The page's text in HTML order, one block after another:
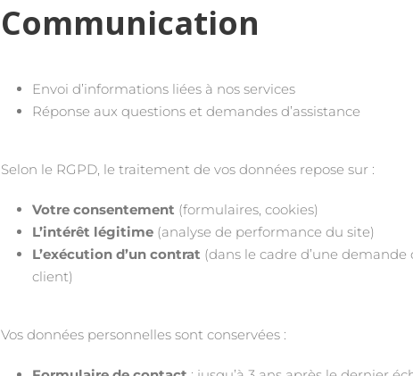
Communication
Envoi d’informations liées à nos services
Réponse aux questions et demandes d’assistance
Selon le RGPD, le traitement de vos données repose sur :
Votre consentement (formulaires, cookies)
L’intérêt légitime (analyse de performance du site)
L’exécution d’un contrat (dans le cadre d’une demande
client)
Vos données personnelles sont conservées :